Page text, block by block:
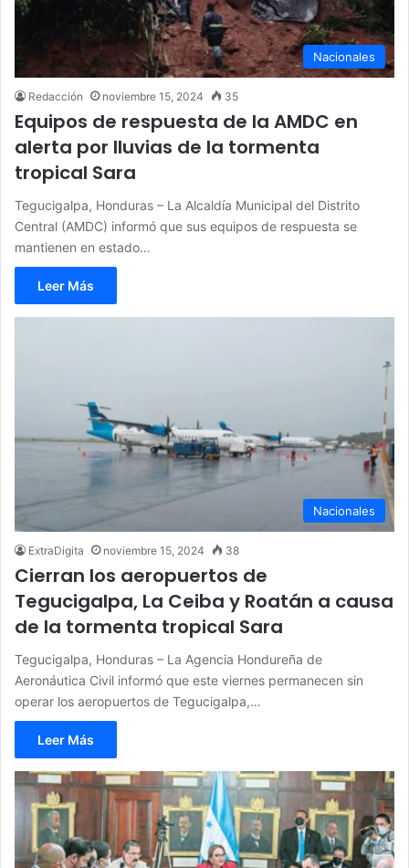
Nacionales
Redacción noviembre 15, 2024 35
Equipos de respuesta de la AMDC en
alerta por lluvias de la tormenta
tropical Sara
Tegucigalpa, Honduras – La Alcaldía Municipal del Distrito
Central (AMDC) informó que sus equipos de respuesta se
mantienen en estado…
Leer Más
Nacionales
ExtraDigita noviembre 15, 2024 38
Cierran los aeropuertos de
Tegucigalpa, La Ceiba y Roatán a causa
de la tormenta tropical Sara
Tegucigalpa, Honduras – La Agencia Hondureña de
Aeronáutica Civil informó que este viernes permanecen sin
operar los aeropuertos de Tegucigalpa,…
Leer Más